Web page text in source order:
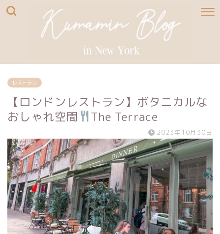
レストラン
【ロンドンレストラン】ボタニカルな
おしゃれ空間
The Terrace
2023年10月30日